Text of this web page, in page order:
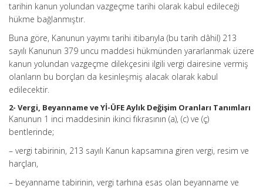
tarihin kanun yolundan vazgeçme tarihi olarak kabul edileceği
hükme bağlanmıştır.
Buna göre, Kanunun yayımı tarihi itibarıyla (bu tarih dâhil) 213
sayılı Kanunun 379 uncu maddesi hükmünden yararlanmak üzere
kanun yolundan vazgeçme dilekçesini ilgili vergi dairesine vermiş
olanların bu borçları da kesinleşmiş alacak olarak kabul
edilecektir.
2- Vergi, Beyanname ve Yİ-ÜFE Aylık Değişim Oranları Tanımları
Kanunun 1 inci maddesinin ikinci fıkrasının (a), (c) ve (ç)
bentlerinde;
– vergi tabirinin, 213 sayılı Kanun kapsamına giren vergi, resim ve
harçları,
– beyanname tabirinin, vergi tarhına esas olan beyanname ve